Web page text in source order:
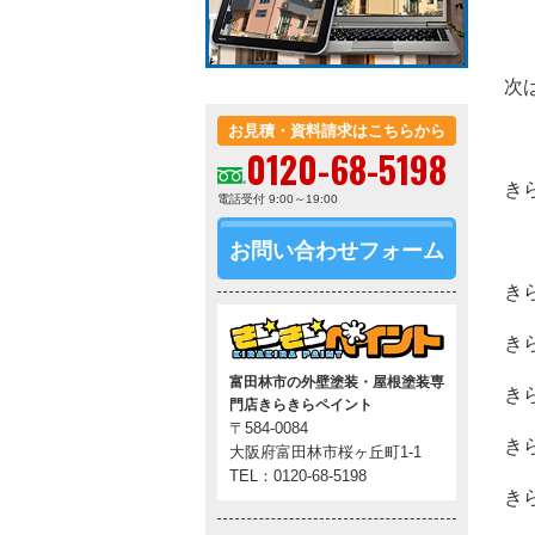
次
き
き
き
き
き
き
お見積・資料請求はこちらから
0120-68-5198
電話受付 9:00～19:00
お問い合わせフォーム
富田林市の外壁塗装・屋根塗装専
門店きらきらペイント
〒584-0084
大阪府富田林市桜ヶ丘町1-1
TEL：0120-68-5198